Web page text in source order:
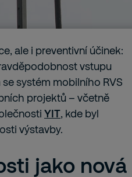
ale i preventivní účinek:
vstupu
systém mobilního RVS
projektů – včetně
YIT, kde byl
výstavby.
jako nová